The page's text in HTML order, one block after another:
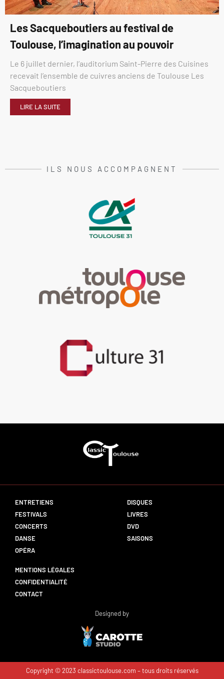
Les Sacqueboutiers au festival de
Toulouse, l’imagination au pouvoir
Le 6 juillet dernier, l’auditorium Saint-Pierre des Cuisines
recevait l’ensemble de cuivres anciens de Toulouse Les
Sacqueboutiers
LIRE LA SUITE
ILS NOUS ACCOMPAGNENT
ENTRETIENS
FESTIVALS
CONCERTS
DANSE
OPÉRA
DISQUES
LIVRES
DVD
SAISONS
MENTIONS LÉGALES
CONFIDENTIALITÉ
CONTACT
Designed by
Copyright © 2023 classictoulouse.com – tous droits réservés